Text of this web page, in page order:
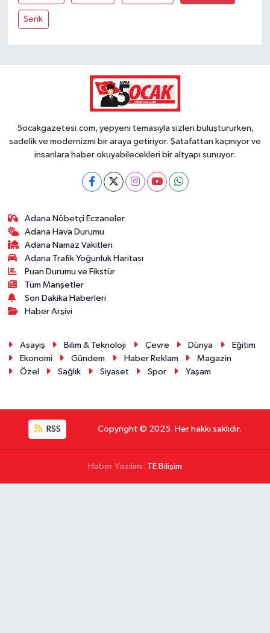
Serik
5ocakgazetesi.com, yepyeni temasıyla sizleri buluştururken,
sadelik ve modernizmi bir araya getiriyor. Şatafattan kaçınıyor ve
insanlara haber okuyabilecekleri bir altyapı sunuyor.
Adana Nöbetçi Eczaneler
Adana Hava Durumu
Adana Namaz Vakitleri
Adana Trafik Yoğunluk Haritası
Puan Durumu ve Fikstür
Tüm Manşetler
Son Dakika Haberleri
Haber Arşivi
Asayiş Bilim & Teknoloji Çevre Dünya
Eğitim
Ekonomi
Gündem Haber Reklam
Magazin
Özel
Sağlık Siyaset Spor Yaşam
RSS Copyright © 2025. Her hakkı saklıdır.
Haber Yazılımı: TE Bilişim